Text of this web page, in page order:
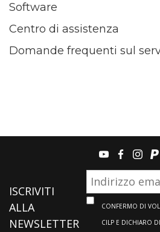
Software
Centro di assistenza
Domande frequenti sul
youtube
ISCRIVITI
ALLA
NEWSLETTER
CONFERMO DI
CILP E DICHIARO